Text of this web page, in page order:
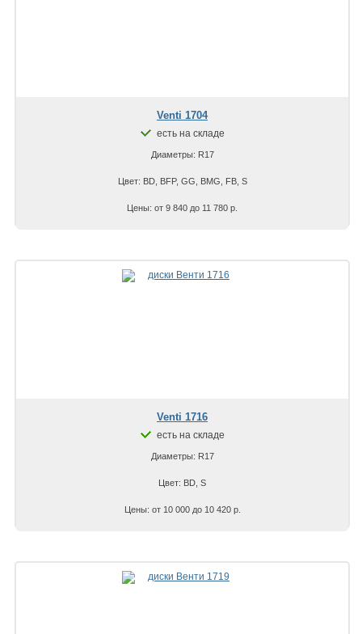
Venti 1704
есть на складе
Диаметры: R17
Цвет: BD, BFP, GG, BMG, FB, S
Цены: от 9 840 до 11 780 р.
Venti 1716
есть на складе
Диаметры: R17
Цвет: BD, S
Цены: от 10 000 до 10 420 р.